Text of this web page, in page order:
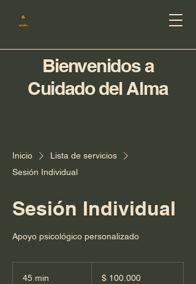
Bienvenidos a
Cuidado del Alma
Inicio
Lista de servicios
Sesión Individual
Sesión Individual
Apoyo psicológico personalizado
45 min
colombianos
$ 100.000